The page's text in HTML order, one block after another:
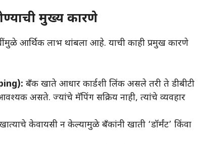
मुख्य कारणे
आर्थिक लाभ थांबला आहे. याची काही प्रमुख कारणे
बँक खाते आधार कार्डशी लिंक असले तरी ते डीबीटी
असते. ज्यांचे मॅपिंग सक्रिय नाही, त्यांचे व्यवहार
केवायसी न केल्यामुळे बँकांनी खाती ‘डॉर्मंट’ किंवा